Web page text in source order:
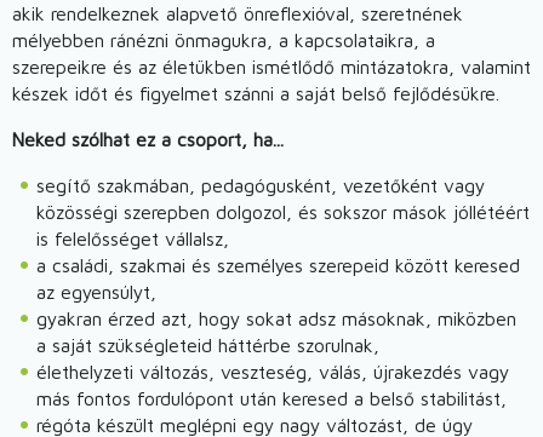
akik rendelkeznek alapvető önreflexióval, szeretnének
mélyebben ránézni önmagukra, a kapcsolataikra, a
szerepeikre és az életükben ismétlődő mintázatokra, valamint
készek időt és figyelmet szánni a saját belső fejlődésükre.
Neked szólhat ez a csoport, ha...
segítő szakmában, pedagógusként, vezetőként vagy
közösségi szerepben dolgozol, és sokszor mások jóllétéért
is felelősséget vállalsz,
a családi, szakmai és személyes szerepeid között keresed
az egyensúlyt,
gyakran érzed azt, hogy sokat adsz másoknak, miközben
a saját szükségleteid háttérbe szorulnak,
élethelyzeti változás, veszteség, válás, újrakezdés vagy
más fontos fordulópont után keresed a belső stabilitást,
régóta készült meglépni egy nagy változást, de úgy